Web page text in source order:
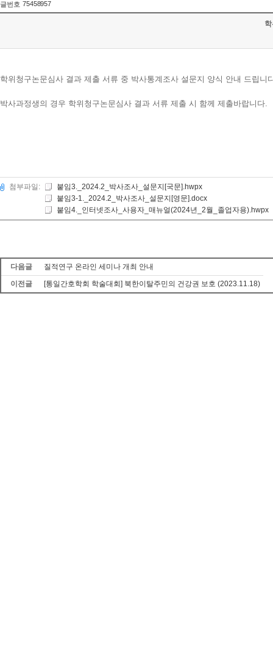
글번호 75458957
학위청구논문심사 결과 제출 서류 중 박사통계조사 설문지 양식 안내 드립니
박사과정생의 경우 학위청구논문심사 결과 서류 제출 시 함께 제출바랍니다.
첨부파일:
붙임3._2024.2_박사조사_설문지[국문].hwpx
붙임3-1._2024.2_박사조사_설문지[영문].docx
붙임4._인터넷조사_사용자_매뉴얼(2024년_2월_졸업자용).hwpx
다음글
질적연구 온라인 세미나 개최 안내
이전글
[통일간호학회 학술대회] 북한이탈주민의 건강권 보호 (2023.11.18)